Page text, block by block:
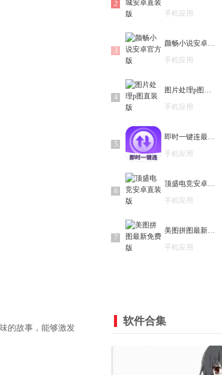
的故事，能够激发
手机应用
颜畅小说安卓官方版
手机应用
图片处理p图直装版
手机应用
即时一键连最新版
手机应用
顶盛电竞安卓直装版
手机应用
美图拼图最新免费版
手机应用
软件合集